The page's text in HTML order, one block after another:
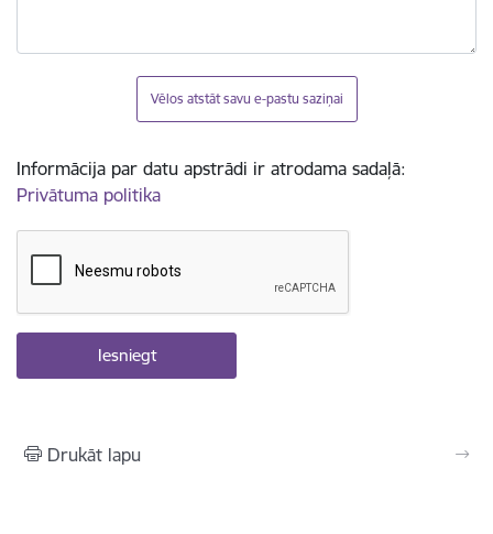
Vēlos atstāt savu e-pastu saziņai
Informācija par datu apstrādi ir atrodama sadaļā:
Privātuma politika
Drukāt lapu